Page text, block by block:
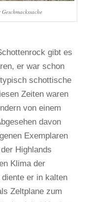
gibt es
er war schon
schottische
Zeiten waren
von einem
davon
Exemplaren
Highlands
Klima der
er in kalten
Zeltplane zum